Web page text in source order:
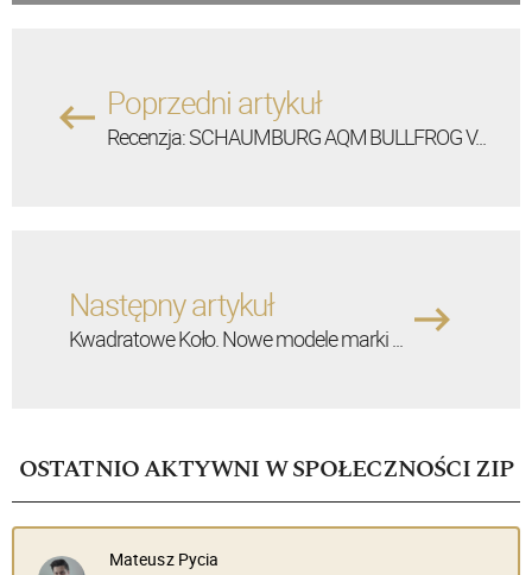
Poprzedni artykuł
Recenzja: SCHAUMBURG AQM BULLFROG V...
Następny artykuł
Kwadratowe Koło. Nowe modele marki ...
OSTATNIO AKTYWNI W SPOŁECZNOŚCI ZIP
Mateusz Pycia